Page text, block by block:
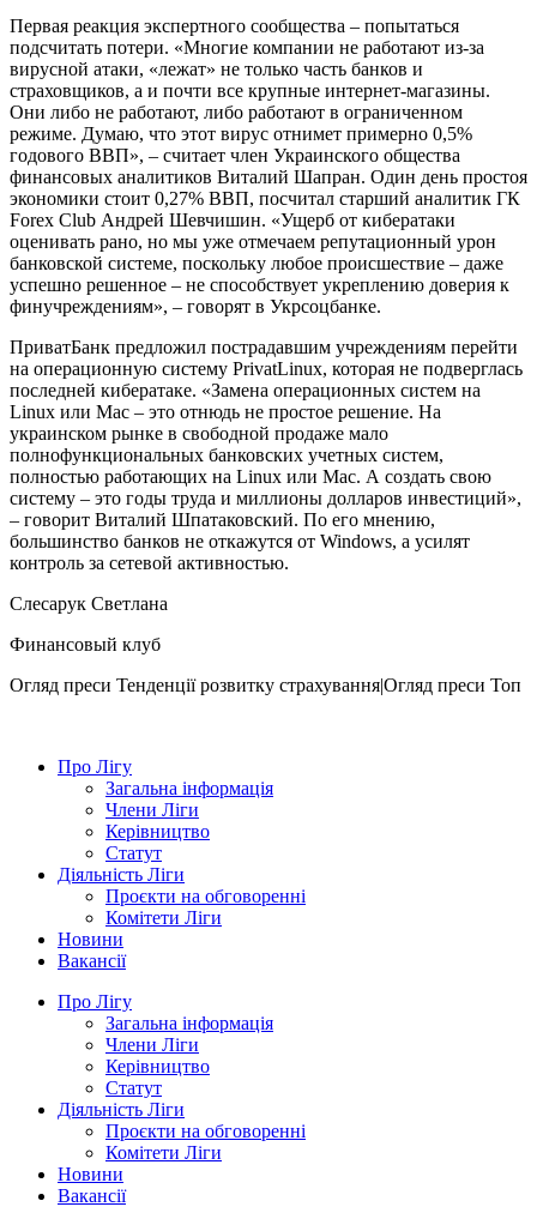
Первая реакция экспертного сообщества – попытаться
подсчитать потери. «Многие компании не работают из-за
вирусной атаки, «лежат» не только часть банков и
страховщиков, а и почти все крупные интернет-магазины.
Они либо не работают, либо работают в ограниченном
режиме. Думаю, что этот вирус отнимет примерно 0,5%
годового ВВП», – считает член Украинского общества
финансовых аналитиков Виталий Шапран. Один день простоя
экономики стоит 0,27% ВВП, посчитал старший аналитик ГК
Forex Club Андрей Шевчишин. «Ущерб от кибератаки
оценивать рано, но мы уже отмечаем репутационный урон
банковской системе, поскольку любое происшествие – даже
успешно решенное – не способствует укреплению доверия к
финучреждениям», – говорят в Укрсоцбанке.
ПриватБанк предложил пострадавшим учреждениям перейти
на операционную систему PrivatLinux, которая не подверглась
последней кибератаке. «Замена операционных систем на
Linux или Mac – это отнюдь не простое решение. На
украинском рынке в свободной продаже мало
полнофункциональных банковских учетных систем,
полностью работающих на Linux или Mac. А создать свою
систему – это годы труда и миллионы долларов инвестиций»,
– говорит Виталий Шпатаковский. По его мнению,
большинство банков не откажутся от Windows, а усилят
контроль за сетевой активностью.
Слесарук Светлана
Финансовый клуб
Огляд преси Тенденції розвитку страхування|Огляд преси Топ
Про Лігу
Загальна інформація
Члени Ліги
Керівництво
Статут
Діяльність Ліги
Проєкти на обговоренні
Комітети Ліги
Новини
Вакансії
Про Лігу
Загальна інформація
Члени Ліги
Керівництво
Статут
Діяльність Ліги
Проєкти на обговоренні
Комітети Ліги
Новини
Вакансії